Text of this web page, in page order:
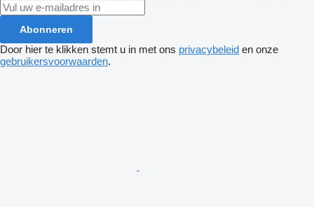
Abonneren
Door hier te klikken stemt u in met ons privacybeleid en onze
gebruikersvoorwaarden.